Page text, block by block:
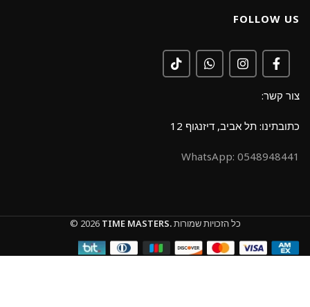
FOLLOW US
צור קשר:
כתובתינו: תל אביב, דיזנגוף 12
0548948441 :WhatsApp
© 2026 TIME MASTERS.כל הזכויות שמורות